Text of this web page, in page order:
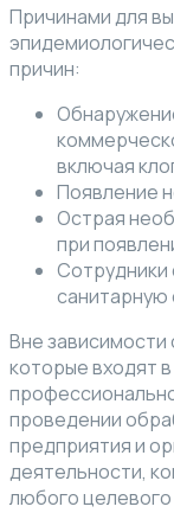
Причинами для
причин:
включая
Появление
Острая
при
Сотрудники
санитарную
Вне
которые входят
проведении
предприятия и
деятельности,
любого